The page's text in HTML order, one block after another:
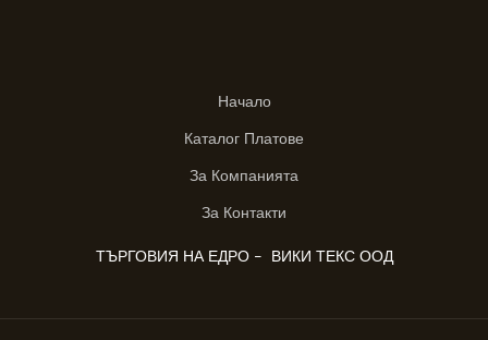
Начало
Каталог Платове
За Компанията
За Контакти
ТЪРГОВИЯ НА ЕДРО - ВИКИ ТЕКС ООД